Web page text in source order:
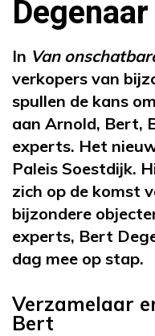
Degenaar
In Van
verkopers van
spullen de kans
aan Arnold, Bert,
experts. Het
Paleis Soestdijk.
zich op de komst
bijzondere
experts, Bert
dag mee op stap.
Verzamelaar
Bert